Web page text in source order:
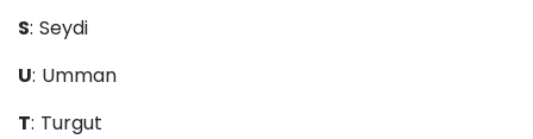
S: Seydi
U: Umman
T: Turgut